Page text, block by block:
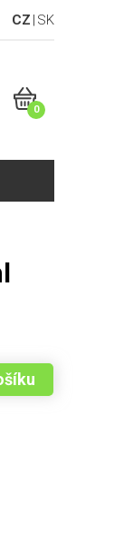
CZ SK
0